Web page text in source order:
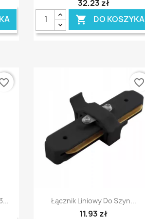
32,23 zł
 DO KOSZYKA
Szybki podgląd
Łącznik Liniowy Do Szyn...
11,93 zł
favorite_border